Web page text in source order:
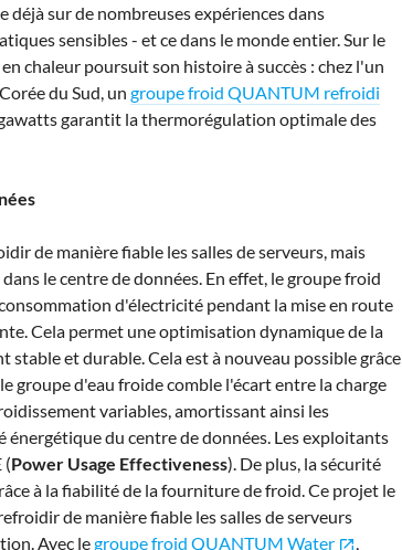
déjà sur de nombreuses expériences dans
sensibles - et ce dans le monde entier. Sur le
chaleur poursuit son histoire à succès : chez l'un
du Sud, un groupe froid QUANTUM refroidi
garantit la thermorégulation optimale des
de manière fiable les salles de serveurs, mais
le centre de données. En effet, le groupe froid
d'électricité pendant la mise en route
Cela permet une optimisation dynamique de la
et durable. Cela est à nouveau possible grâce
le groupe d'eau froide comble l'écart entre la charge
variables, amortissant ainsi les
du centre de données. Les exploitants
(Power Usage Effectiveness). De plus, la sécurité
à la fiabilité de la fourniture de froid. Ce projet le
de manière fiable les salles de serveurs
Avec legroupe froid QUANTUM Water open_in_new,